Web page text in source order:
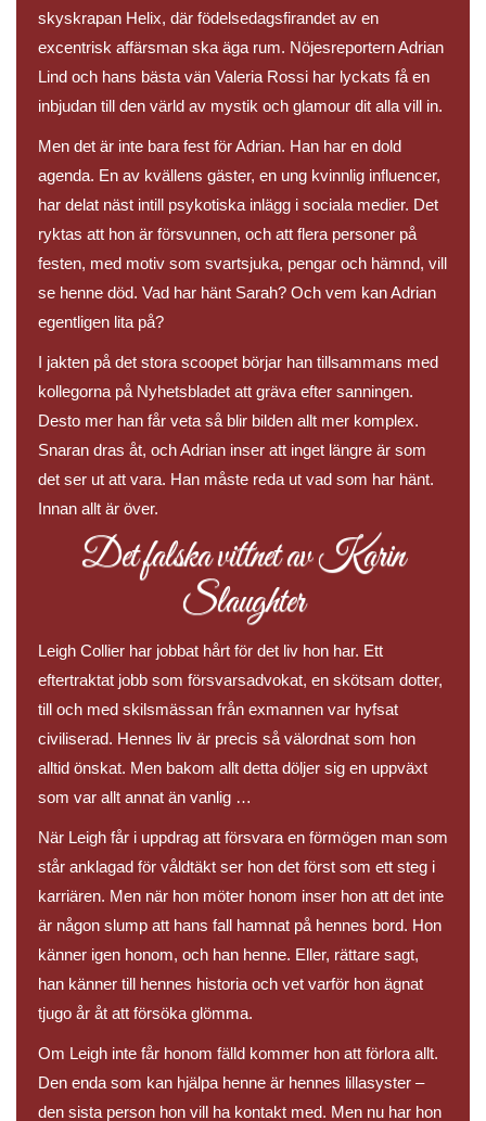
skyskrapan Helix, där födelsedagsfirandet av en
excentrisk affärsman ska äga rum. Nöjesreportern Adrian
Lind och hans bästa vän Valeria Rossi har lyckats få en
inbjudan till den värld av mystik och glamour dit alla vill in.
Men det är inte bara fest för Adrian. Han har en dold
agenda. En av kvällens gäster, en ung kvinnlig influencer,
har delat näst intill psykotiska inlägg i sociala medier. Det
ryktas att hon är försvunnen, och att flera personer på
festen, med motiv som svartsjuka, pengar och hämnd, vill
se henne död. Vad har hänt Sarah? Och vem kan Adrian
egentligen lita på?
I jakten på det stora scoopet börjar han tillsammans med
kollegorna på Nyhetsbladet att gräva efter sanningen.
Desto mer han får veta så blir bilden allt mer komplex.
Snaran dras åt, och Adrian inser att inget längre är som
det ser ut att vara. Han måste reda ut vad som har hänt.
Innan allt är över.
Det falska vittnet av Karin
Slaughter
Leigh Collier har jobbat hårt för det liv hon har. Ett
eftertraktat jobb som försvarsadvokat, en skötsam dotter,
till och med skilsmässan från exmannen var hyfsat
civiliserad. Hennes liv är precis så välordnat som hon
alltid önskat. Men bakom allt detta döljer sig en uppväxt
som var allt annat än vanlig …
När Leigh får i uppdrag att försvara en förmögen man som
står anklagad för våldtäkt ser hon det först som ett steg i
karriären. Men när hon möter honom inser hon att det inte
är någon slump att hans fall hamnat på hennes bord. Hon
känner igen honom, och han henne. Eller, rättare sagt,
han känner till hennes historia och vet varför hon ägnat
tjugo år åt att försöka glömma.
Om Leigh inte får honom fälld kommer hon att förlora allt.
Den enda som kan hjälpa henne är hennes lillasyster –
den sista person hon vill ha kontakt med. Men nu har hon